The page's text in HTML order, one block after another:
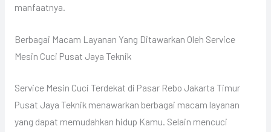
manfaatnya.
Berbagai Macam Layanan Yang Ditawarkan Oleh Service
Mesin Cuci Pusat Jaya Teknik
Service Mesin Cuci Terdekat di Pasar Rebo Jakarta Timur
Pusat Jaya Teknik menawarkan berbagai macam layanan
yang dapat memudahkan hidup Kamu. Selain mencuci